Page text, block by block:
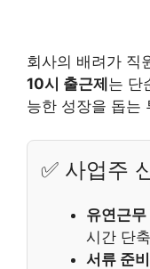
회사의 배려가 직
10시 출근제는 단
능한 성장을 돕는
✅ 사업주
유연근무
시간 단
서류 준